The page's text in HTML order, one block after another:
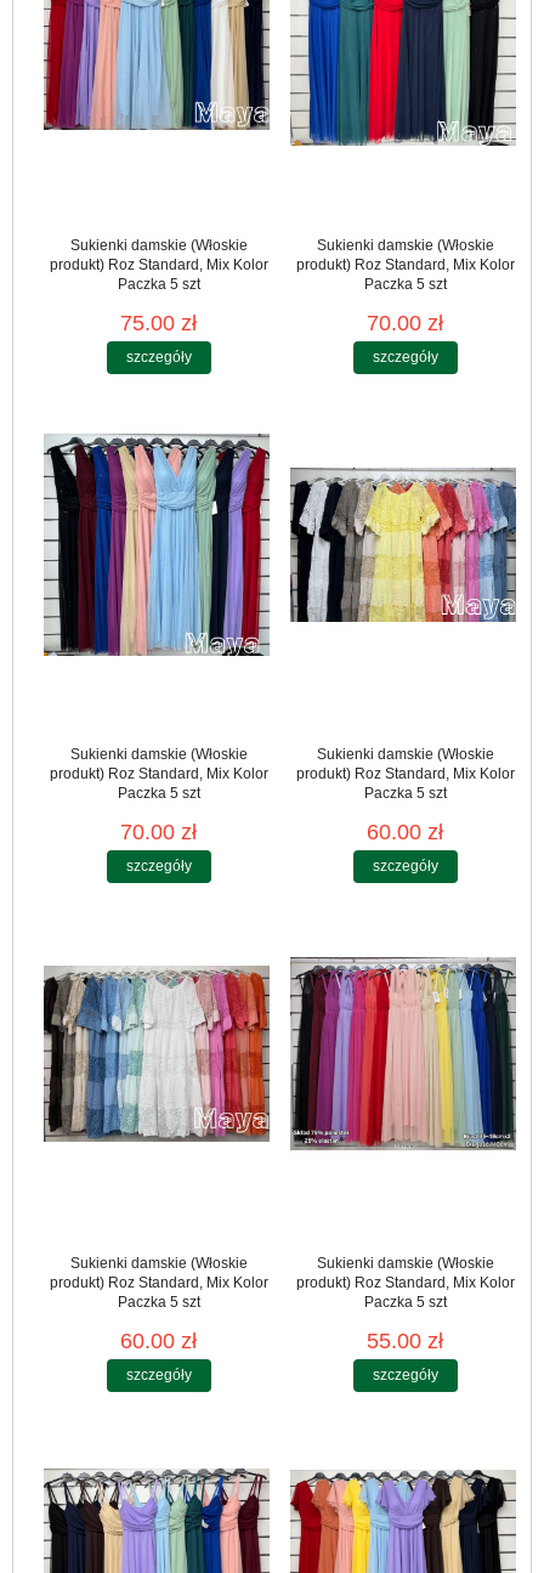
Sukienki damskie (Włoskie
produkt) Roz Standard, Mix Kolor
Paczka 5 szt
75.00 zł
szczegóły
Sukienki damskie (Włoskie
produkt) Roz Standard, Mix Kolor
Paczka 5 szt
70.00 zł
szczegóły
Sukienki damskie (Włoskie
produkt) Roz Standard, Mix Kolor
Paczka 5 szt
70.00 zł
szczegóły
Sukienki damskie (Włoskie
produkt) Roz Standard, Mix Kolor
Paczka 5 szt
60.00 zł
szczegóły
Sukienki damskie (Włoskie
produkt) Roz Standard, Mix Kolor
Paczka 5 szt
60.00 zł
szczegóły
Sukienki damskie (Włoskie
produkt) Roz Standard, Mix Kolor
Paczka 5 szt
55.00 zł
szczegóły